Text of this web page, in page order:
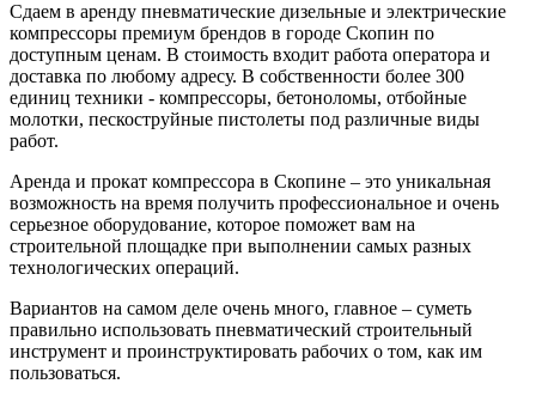
Сдаем в аренду пневматические дизельные и электрические
компрессоры премиум брендов в городе Скопин по
доступным ценам. В стоимость входит работа оператора и
доставка по любому адресу. В собственности более 300
единиц техники - компрессоры, бетоноломы, отбойные
молотки, пескоструйные пистолеты под различные виды
работ.
Аренда и прокат компрессора в Скопине – это уникальная
возможность на время получить профессиональное и очень
серьезное оборудование, которое поможет вам на
строительной площадке при выполнении самых разных
технологических операций.
Вариантов на самом деле очень много, главное – суметь
правильно использовать пневматический строительный
инструмент и проинструктировать рабочих о том, как им
пользоваться.